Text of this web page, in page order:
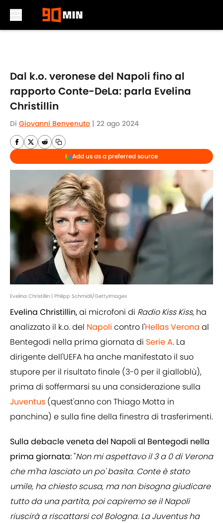
Dal k.o. veronese del Napoli fino al
rapporto Conte-DeLa: parla Evelina
Christillin
Di Giovanni Benvenuto | 22 ago 2024
Add us as a preferred source
Evelina Christillin | Philipp Schmidli/GettyImages
Evelina Christillin,ai microfoni di Radio Kiss Kiss, ha
analizzato il k.o. del Napoli contro l'Hellas Verona al
Bentegodi nella prima giornata di Serie A. La
dirigente dell'UEFA ha anche manifestato il suo
stupore per il risultato finale (3-0 per il gialloblù),
prima di soffermarsi su una considerazione sulla
Juventus (quest'anno con Thiago Motta in
panchina) e sulla fine della finestra di trasferimenti.
Sulla debacle veneta del Napoli al Bentegodi nella
prima giornata:"Non mi aspettavo il 3 a 0 di Verona
che m'ha lasciato un po' basita. Conte è stato
umile, ha chiesto scusa, ma non bisogna giudicare
tutto da una partita, poi capiremo se il Napoli
riuscirà a riscattarsi col Bologna. La Juventus ha